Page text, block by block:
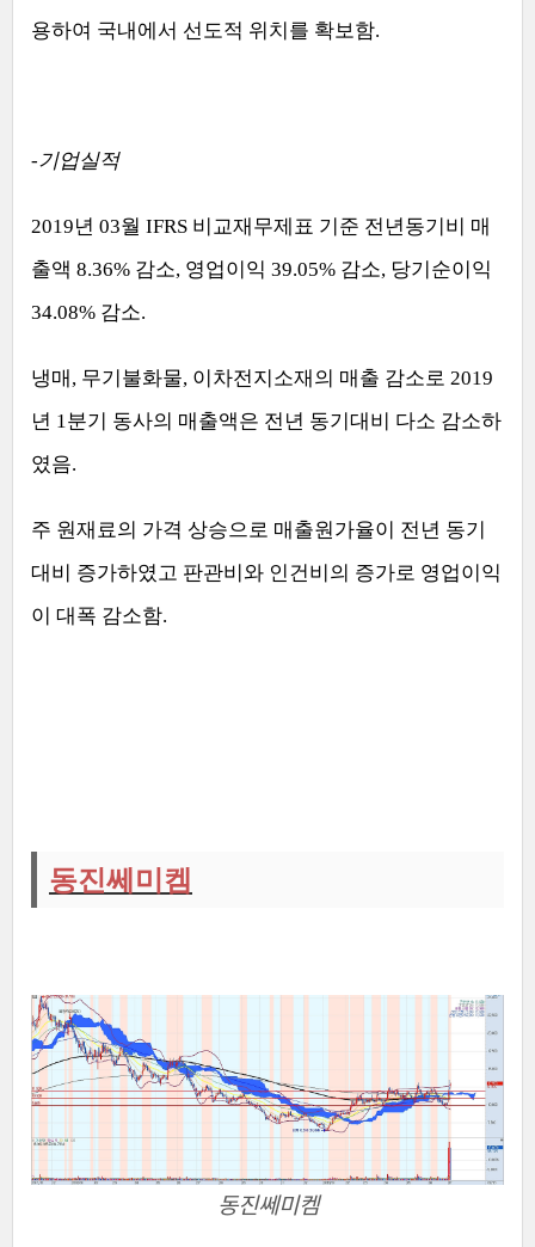
용하여 국내에서 선도적 위치를 확보함.
-기업실적
2019년 03월 IFRS 비교재무제표 기준 전년동기비 매
출액 8.36% 감소, 영업이익 39.05% 감소, 당기순이익
34.08% 감소.
냉매, 무기불화물, 이차전지소재의 매출 감소로 2019
년 1분기 동사의 매출액은 전년 동기대비 다소 감소하
였음.
주 원재료의 가격 상승으로 매출원가율이 전년 동기
대비 증가하였고 판관비와 인건비의 증가로 영업이익
이 대폭 감소함.
동진쎄미켐
동진쎄미켐